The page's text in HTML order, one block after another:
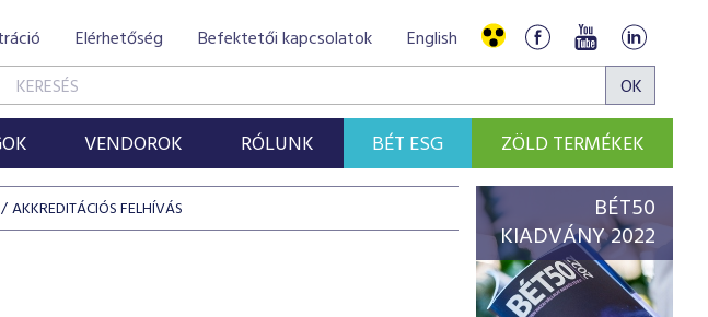
Elérhetőség Befektetői kapcsolatok English
VENDOROK RÓLUNK BÉT ESG ZÖLD TERMÉKEK
AKKREDITÁCIÓS FELHÍVÁS
BÉT50
KIADVÁNY 2022